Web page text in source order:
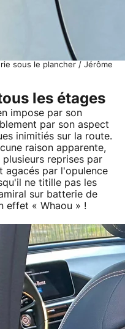
sous le plancher / Jérôme
les étages
impose par son
par son aspect
inimitiés sur la route.
raison apparente,
reprises par
agacés par l'opulence
ne titille pas les
sur batterie de
effet « Whaou » !